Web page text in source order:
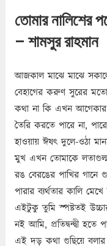
তোমার নালিশের
– শামসুর রাহমান
আজকাল মাঝে মাঝে
বেহাগের করুণ সুরের
কথা না কি এখন
তৈরি করতে পারে না,
হাওয়ায় ঈষৎ দুলে-ওঠা
মুখ এখন তোমাকে
রঙ বেরঙের পাখির গানে
পারার ব্যর্থতার কালি
এইটুকু তুমি স্পষ্টতই
নই আমি, প্রতিদ্বন্দ্বী হতে
এই দড় কথা গুছিয়ে বলার